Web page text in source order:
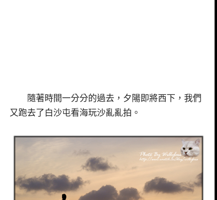
隨著時間一分分的過去，夕陽即將西下，我們
又跑去了白沙屯看海玩沙亂亂拍。